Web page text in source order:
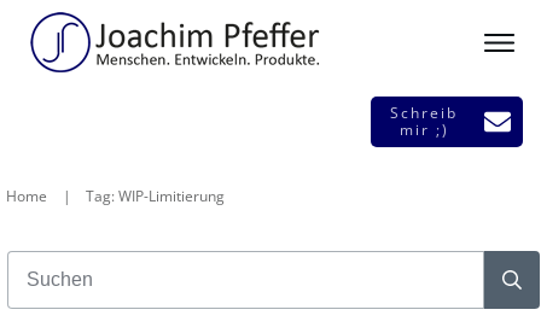
Schreib
mir ;)
Home | Tag: WIP-Limitierung